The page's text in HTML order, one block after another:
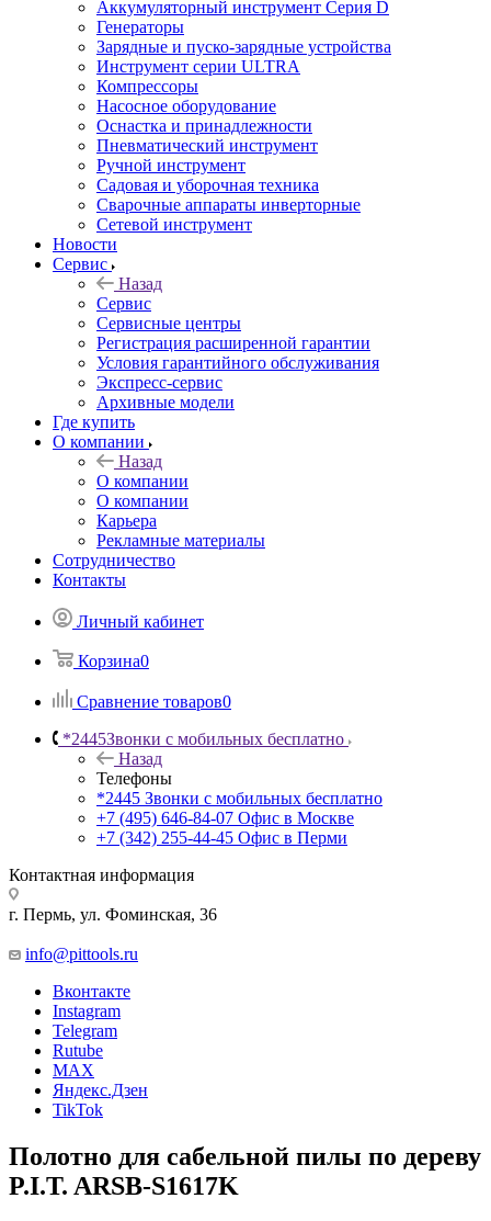
Аккумуляторный инструмент Серия D
Генераторы
Зарядные и пуско-зарядные устройства
Инструмент серии ULTRA
Компрессоры
Насосное оборудование
Оснастка и принадлежности
Пневматический инструмент
Ручной инструмент
Садовая и уборочная техника
Сварочные аппараты инверторные
Сетевой инструмент
Новости
Сервис
Назад
Сервис
Сервисные центры
Регистрация расширенной гарантии
Условия гарантийного обслуживания
Экспресс-сервис
Архивные модели
Где купить
О компании
Назад
О компании
О компании
Карьера
Рекламные материалы
Сотрудничество
Контакты
Личный кабинет
Корзина0
Сравнение товаров0
*2445Звонки с мобильных бесплатно
Назад
Телефоны
*2445 Звонки с мобильных бесплатно
+7 (495) 646-84-07 Офис в Москве
+7 (342) 255-44-45 Офис в Перми
Контактная информация
г. Пермь, ул. Фоминская, 36
info@pittools.ru
Вконтакте
Instagram
Telegram
Rutube
MAX
Яндекс.Дзен
TikTok
Полотно для сабельной пилы по дереву
P.I.T. ARSB-S1617K